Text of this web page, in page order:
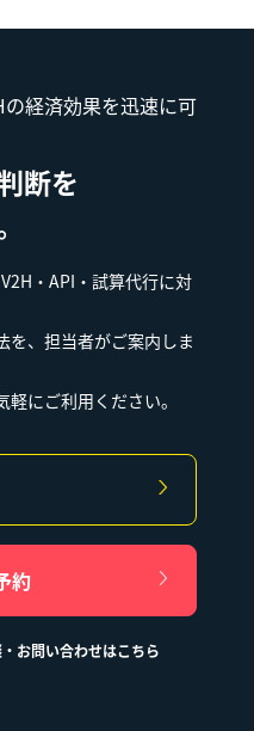
経済効果を迅速に可
断を
・API・試算代行に対
を、担当者がご案内しま
にご利用ください。
約
お問い合わせはこちら